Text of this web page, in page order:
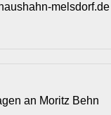
melsdorf.de
an Moritz Behn